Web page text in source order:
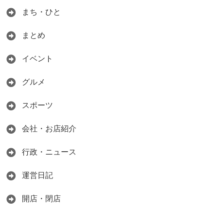
まち・ひと
まとめ
イベント
グルメ
スポーツ
会社・お店紹介
行政・ニュース
運営日記
開店・閉店